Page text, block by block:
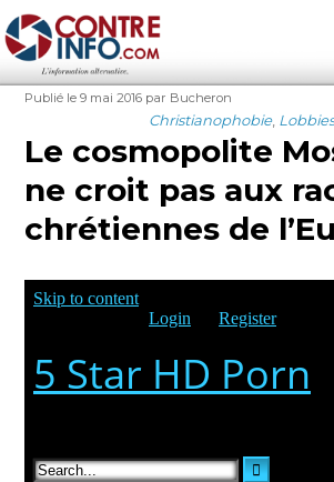
Contre-Info
Publié
Publié le 9 mai 2016 Auteur
par Bucheron
Catégories
Christianophobie,
Le cosmopolite
ne croit pas aux
chrétiennes de